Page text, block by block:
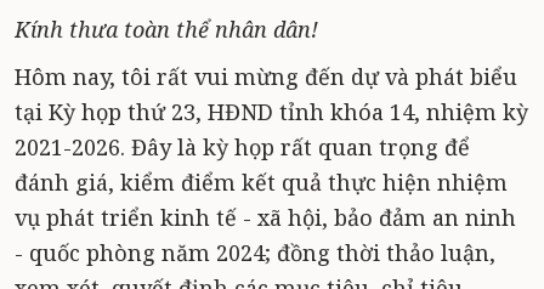
Kính thưa toàn thể nhân dân!
Hôm nay, tôi rất vui mừng đến dự và phát biểu
tại Kỳ họp thứ 23, HĐND tỉnh khóa 14, nhiệm kỳ
2021-2026. Đây là kỳ họp rất quan trọng để
đánh giá, kiểm điểm kết quả thực hiện nhiệm
vụ phát triển kinh tế - xã hội, bảo đảm an ninh
- quốc phòng năm 2024; đồng thời thảo luận,